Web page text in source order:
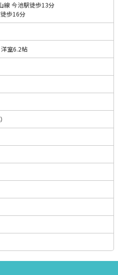
線 今池駅徒歩13分
歩16分
室6.2帖